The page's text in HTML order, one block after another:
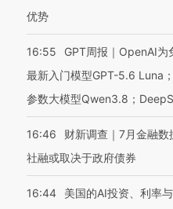
优势
16:55
GPT周报｜OpenAI为
最新入门模型GPT-5.6 Luna
参数大模型Qwen3.8；
16:46
财新调查｜7月金融
社融或取决于政府债券
16:44 美国的AI投资、利率